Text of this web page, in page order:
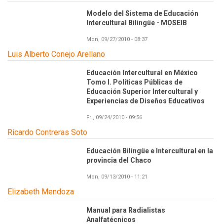
Modelo del Sistema de Educación
Intercultural Bilingüe - MOSEIB
Mon, 09/27/2010 - 08:37
Luis Alberto Conejo Arellano
Educación Intercultural en México
Tomo I. Políticas Públicas de
Educación Superior Intercultural y
Experiencias de Diseños Educativos
Fri, 09/24/2010 - 09:56
Ricardo Contreras Soto
Educación Bilingüe e Intercultural en la
provincia del Chaco
Mon, 09/13/2010 - 11:21
Elizabeth Mendoza
Manual para Radialistas
Analfatécnicos